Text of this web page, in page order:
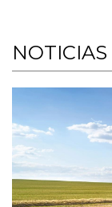
NOTICIAS